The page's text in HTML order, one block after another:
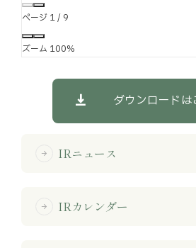
ページ 1/ 9
ズーム 100%
ダウンロードは
arrow_forward IRニュース
arrow_forward IRカレンダー